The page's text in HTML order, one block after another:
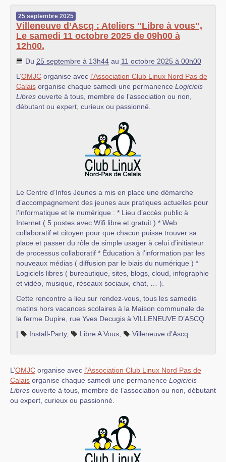
25 septembre 2025
Villeneuve d’Ascq : Ateliers "Libre à vous",
Le samedi 11 octobre 2025 de 09h00 à
12h00.
Du 25 septembre à 13h44au 11 octobre 2025 à 00h00
L’OMJCorganise avec l’Association Club Linux Nord Pas de
Calaisorganise chaque samedi une permanence Logiciels
Libresouverte à tous, membre de l’association ou non,
débutant ou expert, curieux ou passionné.
Le Centre d’Infos Jeunes a mis en place une démarche
d’accompagnement des jeunes aux pratiques actuelles pour
l’informatique et le numérique : * Lieu d’accès public à
Internet ( 5 postes avec Wifi libre et gratuit ) * Web
collaboratif et citoyen pour que chacun puisse trouver sa
place et passer du rôle de simple usager à celui d’initiateur
de processus collaboratif * Éducation à l’information par les
nouveaux médias ( diffusion par le biais du numérique ) *
Logiciels libres ( bureautique, sites, blogs, cloud, infographie
et vidéo, musique, réseaux sociaux, chat, … ).
Cette rencontre a lieu sur rendez-vous, tous les samedis
matins hors vacances scolaires à la Maison communale de
la ferme Dupire, rue Yves Decugis à VILLENEUVE D’ASCQ
|
Install-Party, Libre A Vous, Villeneuve d’Ascq
L’OMJC organise avec l’Association Club Linux Nord Pas de
Calais organise chaque samedi une permanence Logiciels
Libres ouverte à tous, membre de l’association ou non, débutant
ou expert, curieux ou passionné.